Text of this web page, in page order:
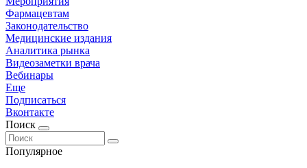
Фармацевтам
Законодательство
Медицинские издания
Аналитика рынка
Видеозаметки врача
Вебинары
Еще
Подписаться
Вконтакте
Поиск
Популярное